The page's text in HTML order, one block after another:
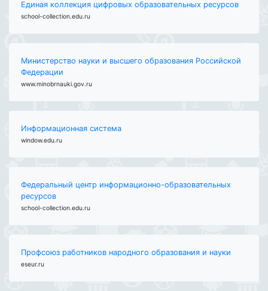
Единая коллекция цифровых образовательных ресурсов
school-collection.edu.ru
Министерство науки и высшего образования Российской
Федерации
www.minobrnauki.gov.ru
Информационная система
window.edu.ru
Федеральный центр информационно-образовательных
ресурсов
school-collection.edu.ru
Профсоюз работников народного образования и науки
eseur.ru